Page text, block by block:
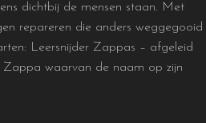
dichtbij de mensen staan. Met
repareren die anders weggegooid
Leersnijder Zappas – afgeleid
Zappa waarvan de naam op zijn